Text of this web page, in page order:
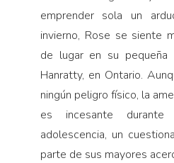
emprender sola un
invierno, Rose se siente
de lugar en su pequeña
Hanratty, en Ontario.
ningún peligro físico, la
es incesante
adolescencia, un
parte de sus mayores